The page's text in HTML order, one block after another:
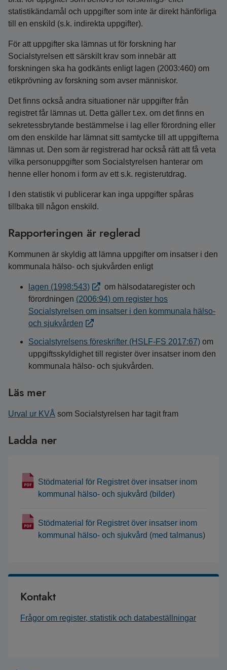
statistikändamål och uppgifter som inte är direkt hänförliga
till en enskild (s.k. indirekta uppgifter).
För att uppgifter ska lämnas ut för forskning har
Socialstyrelsen ett särskilt krav som innebär att
forskningen ska ha godkänts enligt lagen (2003:460) om
etikprövning av forskning som avser människor.
Det finns också andra situationer när uppgifter från
registret får lämnas ut. Detta gäller t.ex. om det finns en
sekretessbrytande bestämmelse i lag eller förordning eller
om den enskilde har lämnat sitt samtycke till att uppgifterna
lämnas ut. Den som är registrerad har också rätt att få veta
vilka personuppgifter som Socialstyrelsen hanterar om
henne eller honom i form av ett s.k. registerutdrag.
I den statistik vi publicerar kan inga uppgifter spåras
tillbaka till någon enskild.
Rapporteringen är reglerad
Kommunen är skyldig att lämna uppgifter om insatser i den
kommunala hälso- och sjukvården enligt
lagen (1998:543)
om hälsodataregister och
förordningen (2006:94) om register hos
Socialstyrelsen om insatser i den kommunala hälso-
och sjukvården
Socialstyrelsens föreskrifter (HSLF-FS 2017:67) om
uppgiftsskyldighet till register över insatser inom den
kommunala hälso- och sjukvården.
Läs mer
Urval ur KVÅ som Socialstyrelsen har tagit fram
Ladda ner
Stödmaterial för Registret över insatser inom
kommunal hälso- och sjukvård (bilder)
Stödmaterial för Registret över insatser inom
kommunal hälso- och sjukvård (med talmanus)
Kontakt
Frågor om register, statistik och databeställningar